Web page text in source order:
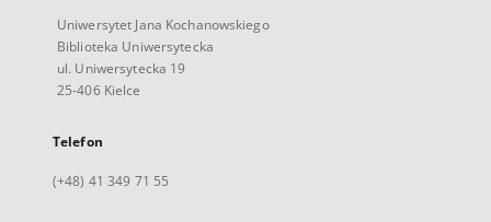
Uniwersytet Jana Kochanowskiego
Biblioteka Uniwersytecka
ul. Uniwersytecka 19
25-406 Kielce
Telefon
(+48) 41 349 71 55